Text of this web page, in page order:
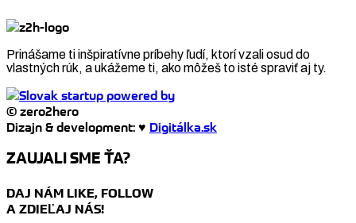
Prinášame ti inšpiratívne príbehy ľudí, ktorí vzali osud do
vlastných rúk, a ukážeme ti, ako môžeš to isté spraviť aj ty.
© zero2hero
Dizajn & development: ♥ Digitálka.sk
ZAUJALI SME ŤA?
DAJ NÁM LIKE, FOLLOW
A ZDIEĽAJ NÁS!